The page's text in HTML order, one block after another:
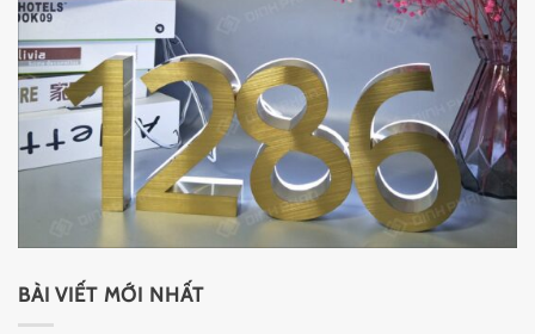
BÀI VIẾT MỚI NHẤT